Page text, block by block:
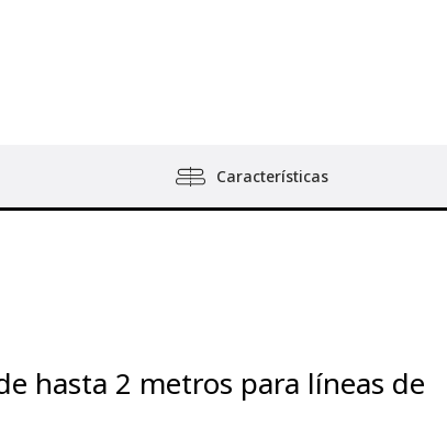
Características
hasta 2 metros para líneas de